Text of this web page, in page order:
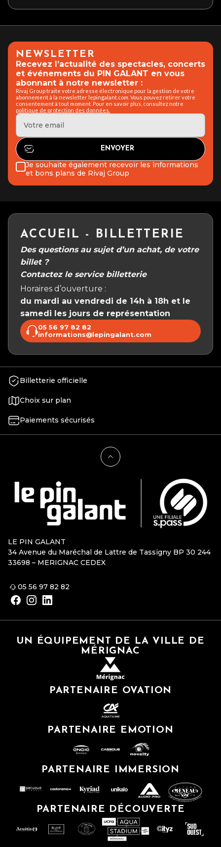
NEWSLETTER
Recevez l’actualité des spectacles, concerts
et événements du PIN GALANT en vous
abonnant à notre newsletter :
Rivaj Group traite votre adresse électronique pour la gestion de votre
abonnement à la newsletter lepingalant.com. Vous pouvez retirer votre
consentement à tout moment. Pour en savoir plus, consultez notre
politique de protection des données.
Je souhaite également recevoir les informations
et bons plans de Rivaj Group
ACCUEIL - BILLETTERIE
Des questions au sujet d’un achat, de votre
billet ?
Contactez le service billetterie
Horaires d’ouverture :
du mardi au vendredi de 14h à 18h et le
samedi les jours de représentation
05 56 97 82 82
informations@lepingalant.com
Billetterie officielle
Choix sur plan
Paiements sécurisés
LE PIN GALANT
34 Avenue du Maréchal de Lattre de Tassigny BP 30 244
33698 – MERIGNAC CEDEX
05 56 97 82 82
UN ÉQUIPEMENT DE LA VILLE DE
MÉRIGNAC
PARTENAIRE OVATION
PARTENAIRE EMOTION
PARTENAIRE IMMERSION
PARTENAIRE DÉCOUVERTE